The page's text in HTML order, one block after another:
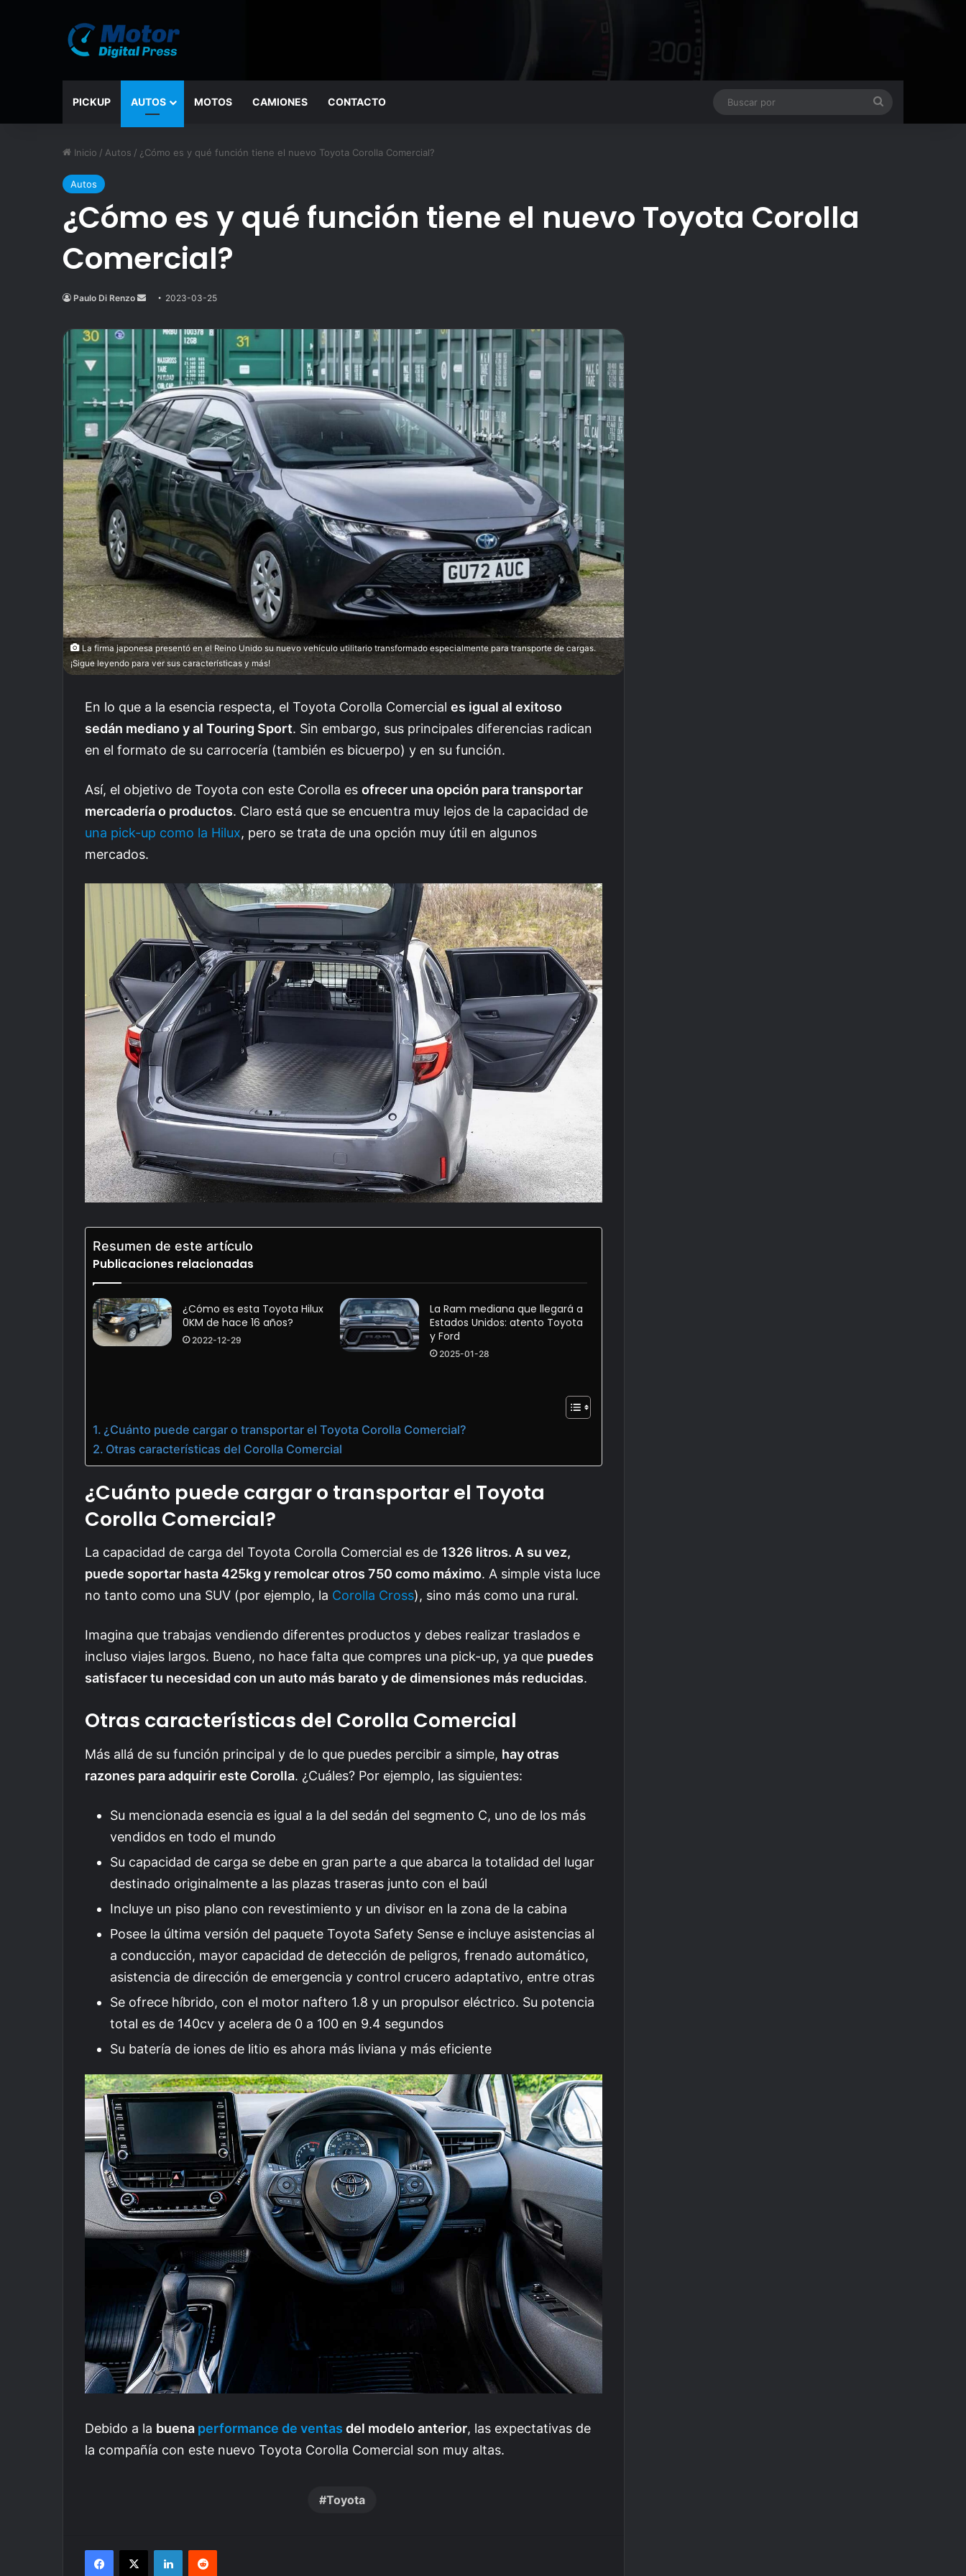
PICKUP AUTOS MOTOS CAMIONES CONTACTO
Inicio / Autos / ¿Cómo es y qué función tiene el nuevo Toyota Corolla Comercial?
Autos
¿Cómo es y qué función tiene el nuevo Toyota Corolla
Comercial?
Paulo Di Renzo
Send
email
2023-03-25
La firma japonesa presentó en el Reino Unido su nuevo vehículo utilitario transformado especialmente para transporte de cargas.
¡Sigue leyendo para ver sus características y más!
En lo que a la esencia respecta, el Toyota Corolla Comercial es igual al exitoso
sedán mediano y al Touring Sport. Sin embargo, sus principales diferencias radican
en el formato de su carrocería (también es bicuerpo) y en su función.
Así, el objetivo de Toyota con este Corolla es ofrecer una opción para transportar
mercadería o productos. Claro está que se encuentra muy lejos de la capacidad de
una pick-up como la Hilux, pero se trata de una opción muy útil en algunos
mercados.
Resumen de este artículo
Publicaciones relacionadas
¿Cómo es esta Toyota Hilux
0KM de hace 16 años?
2022-12-29
La Ram mediana que llegará a
Estados Unidos: atento Toyota
y Ford
2025-01-28
¿Cuánto puede cargar o transportar el Toyota Corolla Comercial?
Otras características del Corolla Comercial
¿Cuánto puede cargar o transportar el Toyota
Corolla Comercial?
La capacidad de carga del Toyota Corolla Comercial es de 1326 litros. A su vez,
puede soportar hasta 425kg y remolcar otros 750 como máximo. A simple vista luce
no tanto como una SUV (por ejemplo, la Corolla Cross), sino más como una rural.
Imagina que trabajas vendiendo diferentes productos y debes realizar traslados e
incluso viajes largos. Bueno, no hace falta que compres una pick-up, ya que puedes
satisfacer tu necesidad con un auto más barato y de dimensiones más reducidas.
Otras características del Corolla Comercial
Más allá de su función principal y de lo que puedes percibir a simple, hay otras
razones para adquirir este Corolla. ¿Cuáles? Por ejemplo, las siguientes:
Su mencionada esencia es igual a la del sedán del segmento C, uno de los más
vendidos en todo el mundo
Su capacidad de carga se debe en gran parte a que abarca la totalidad del lugar
destinado originalmente a las plazas traseras junto con el baúl
Incluye un piso plano con revestimiento y un divisor en la zona de la cabina
Posee la última versión del paquete Toyota Safety Sense e incluye asistencias al
a conducción, mayor capacidad de detección de peligros, frenado automático,
asistencia de dirección de emergencia y control crucero adaptativo, entre otras
Se ofrece híbrido, con el motor naftero 1.8 y un propulsor eléctrico. Su potencia
total es de 140cv y acelera de 0 a 100 en 9.4 segundos
Su batería de iones de litio es ahora más liviana y más eficiente
Debido a la buena performance de ventas del modelo anterior, las expectativas de
la compañía con este nuevo Toyota Corolla Comercial son muy altas.
Toyota